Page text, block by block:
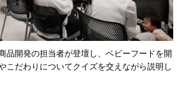
品開発の担当者が登壇し、ベビーフードを開
こだわりについてクイズを交えながら説明し